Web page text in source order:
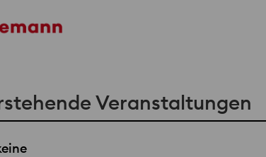
Veranstaltungen